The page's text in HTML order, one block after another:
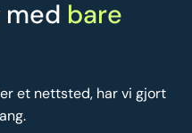
med bare
et nettsted, har vi gjort